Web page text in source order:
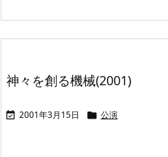
神々を創る機械(2001)
 2001年3月15日  公演